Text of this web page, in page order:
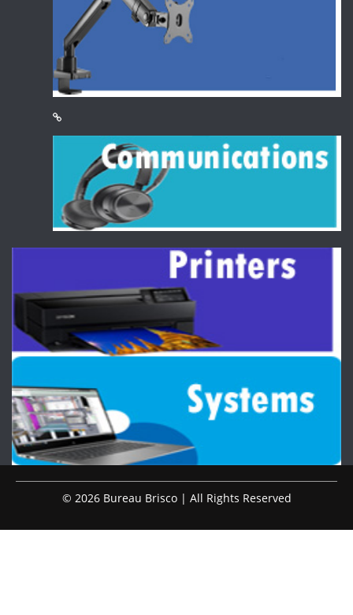
© 2026 Bureau Brisco | All Rights Reserved